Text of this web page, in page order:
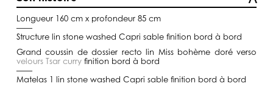
Longueur 160 cm x profondeur 85 cm
——
Structure lin stone washed Capri sable finition bord à bord
Grand coussin de dossier recto lin Miss bohème doré verso
velours Tsar curryfinition bord à bord
——
Matelas 1 lin stone washed Capri sable finition bord à bord